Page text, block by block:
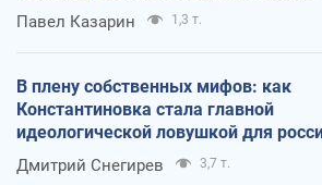
Павел Казарин 1,3 т.
В плену собственных мифов: как
Константиновка стала главной
идеологической ловушкой для
оккупантов
Дмитрий Снегирев 3,7 т.